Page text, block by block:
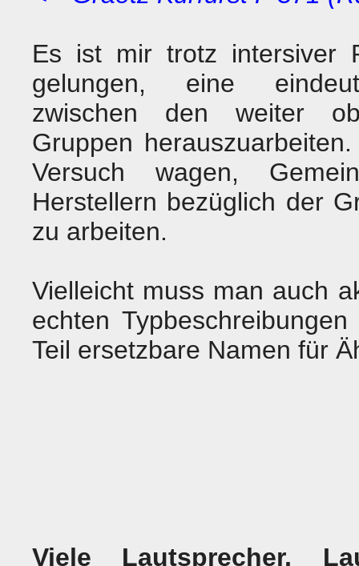
Es ist mir trotz intersiver
gelungen, eine
zwischen den weiter
Gruppen
Versuch wagen,
Herstellern bezüglich der
zu arbeiten.
Vielleicht muss man auch
echten
Teil ersetzbare Namen für
Viele Lautsprecher,